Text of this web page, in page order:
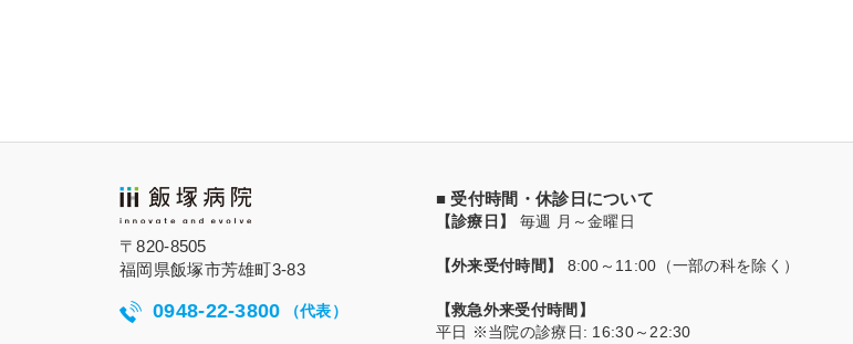
〒820-8505
福岡県飯塚市芳雄町3-83
0948-22-3800 （代表）
■ 受付時間・休診日について
【診療日】 毎週 月～金曜日
【外来受付時間】 8:00～11:00（一部の科を除く）
【救急外来受付時間】
平日 ※当院の診療日: 16:30～22:30